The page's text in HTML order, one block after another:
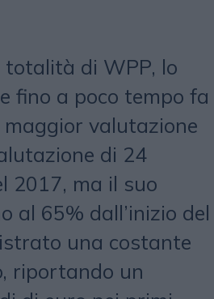
totalità di WPP, lo
fino a poco tempo fa
valutazione
di 24
2017, ma il suo
al 65% dall’inizio del
una costante
riportando un